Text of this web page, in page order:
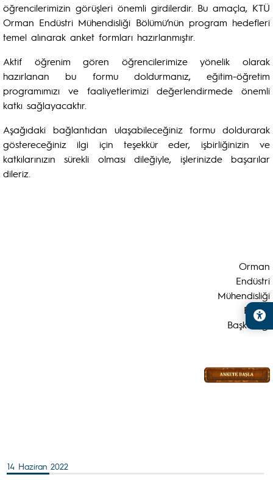
öğrencilerimizin görüşleri önemli girdilerdir. Bu amaçla, KTÜ
Orman Endüstri Mühendisliği Bölümü’nün program hedefleri
temel alınarak anket formları hazırlanmıştır.
Aktif öğrenim gören öğrencilerimize yönelik olarak
hazırlanan bu formu doldurmanız, eğitim-öğretim
programımızı ve faaliyetlerimizi değerlendirmede önemli
katkı sağlayacaktır.
Aşağıdaki bağlantıdan ulaşabileceğiniz formu doldurarak
göstereceğiniz ilgi için teşekkür eder, işbirliğinizin ve
katkılarınızın sürekli olması dileğiyle, işlerinizde başarılar
dileriz.
Orman
Endüstri
Mühendisliği
Bölüm
Başkanlığı
14 Haziran 2022